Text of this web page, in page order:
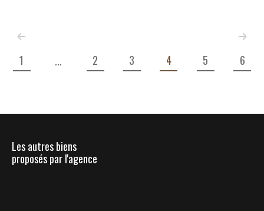
1 ... 2 3 4 5 6
Les autres biens
proposés par l'agence